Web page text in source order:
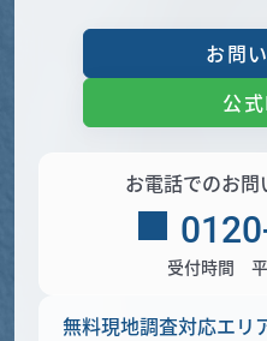
無料現地調査対応エリ
お問
公
お電話でのお
受付時間